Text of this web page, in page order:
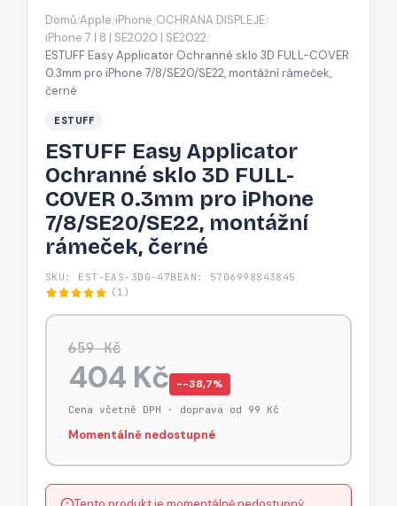
7/8/SE20/SE22,
montážní
rámeček,
Domů/Apple/iPhone/OCHRANA DISPLEJE/
iPhone 7 | 8 | SE2020 | SE2022/
ESTUFF Easy Applicator Ochranné sklo 3D FULL-COVER
0.3mm pro iPhone 7/8/SE20/SE22, montážní rámeček,
černé
ESTUFF
ESTUFF Easy Applicator
Ochranné sklo 3D FULL-
COVER 0.3mm pro iPhone
7/8/SE20/SE22, montážní
rámeček, černé
SKU: EST-EAS-3DG-47B EAN: 5706998843845
(1)
659 Kč
404 Kč −-38,7%
Cena včetně DPH · doprava od 99 Kč
Momentálně nedostupné